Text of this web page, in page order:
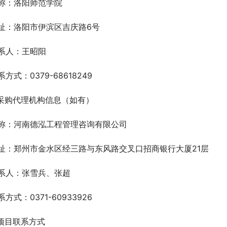
：洛阳师范学院
：洛阳市伊滨区吉庆路6号
人：王昭阳
方式：0379-68618249
购代理机构信息（如有）
：河南德泓工程管理咨询有限公司
：郑州市金水区经三路与东风路交叉口招商银行大厦21层
人：张雪兵、张超
方式：0371-60933926
目联系方式